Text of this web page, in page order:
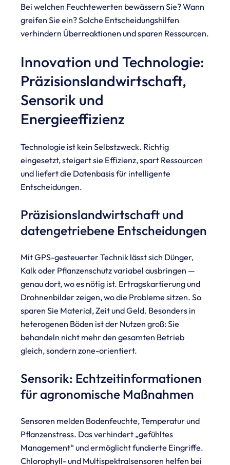
Bei welchen Feuchtewerten bewässern Sie? Wann
greifen Sie ein? Solche Entscheidungshilfen
verhindern Überreaktionen und sparen Ressourcen.
Innovation und Technologie:
Präzisionslandwirtschaft,
Sensorik und
Energieeffizienz
Technologie ist kein Selbstzweck. Richtig
eingesetzt, steigert sie Effizienz, spart Ressourcen
und liefert die Datenbasis für intelligente
Entscheidungen.
Präzisionslandwirtschaft und
datengetriebene Entscheidungen
Mit GPS-gesteuerter Technik lässt sich Dünger,
Kalk oder Pflanzenschutz variabel ausbringen —
genau dort, wo es nötig ist. Ertragskartierung und
Drohnenbilder zeigen, wo die Probleme sitzen. So
sparen Sie Material, Zeit und Geld. Besonders in
heterogenen Böden ist der Nutzen groß: Sie
behandeln nicht mehr den gesamten Betrieb
gleich, sondern zone-orientiert.
Sensorik: Echtzeitinformationen
für agronomische Maßnahmen
Sensoren melden Bodenfeuchte, Temperatur und
Pflanzenstress. Das verhindert „gefühltes
Management“ und ermöglicht fundierte Eingriffe.
Chlorophyll- und Multispektralsensoren helfen bei